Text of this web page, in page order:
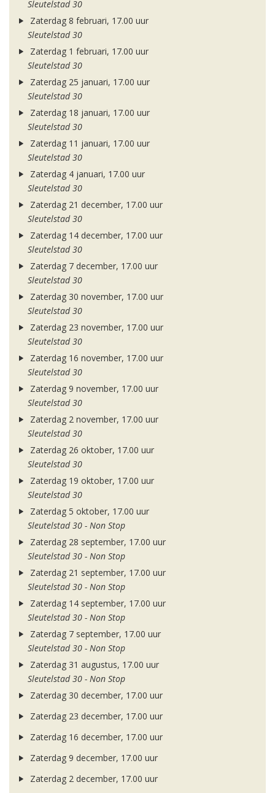
Sleutelstad 30
Zaterdag 8 februari, 17.00 uur
Sleutelstad 30
Zaterdag 1 februari, 17.00 uur
Sleutelstad 30
Zaterdag 25 januari, 17.00 uur
Sleutelstad 30
Zaterdag 18 januari, 17.00 uur
Sleutelstad 30
Zaterdag 11 januari, 17.00 uur
Sleutelstad 30
Zaterdag 4 januari, 17.00 uur
Sleutelstad 30
Zaterdag 21 december, 17.00 uur
Sleutelstad 30
Zaterdag 14 december, 17.00 uur
Sleutelstad 30
Zaterdag 7 december, 17.00 uur
Sleutelstad 30
Zaterdag 30 november, 17.00 uur
Sleutelstad 30
Zaterdag 23 november, 17.00 uur
Sleutelstad 30
Zaterdag 16 november, 17.00 uur
Sleutelstad 30
Zaterdag 9 november, 17.00 uur
Sleutelstad 30
Zaterdag 2 november, 17.00 uur
Sleutelstad 30
Zaterdag 26 oktober, 17.00 uur
Sleutelstad 30
Zaterdag 19 oktober, 17.00 uur
Sleutelstad 30
Zaterdag 5 oktober, 17.00 uur
Sleutelstad 30 - Non Stop
Zaterdag 28 september, 17.00 uur
Sleutelstad 30 - Non Stop
Zaterdag 21 september, 17.00 uur
Sleutelstad 30 - Non Stop
Zaterdag 14 september, 17.00 uur
Sleutelstad 30 - Non Stop
Zaterdag 7 september, 17.00 uur
Sleutelstad 30 - Non Stop
Zaterdag 31 augustus, 17.00 uur
Sleutelstad 30 - Non Stop
Zaterdag 30 december, 17.00 uur
Zaterdag 23 december, 17.00 uur
Zaterdag 16 december, 17.00 uur
Zaterdag 9 december, 17.00 uur
Zaterdag 2 december, 17.00 uur